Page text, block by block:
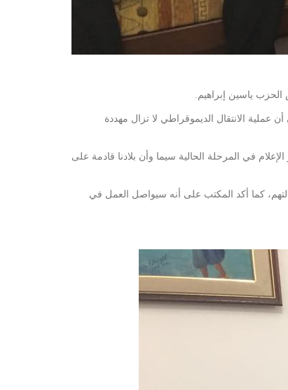
الانتقال الديموقراطي لا تزال مهددة
في المرحلة الحالية سيما وأن بلادنا قادمة على
كما أكد المكتب على أنه سيواصل العمل في